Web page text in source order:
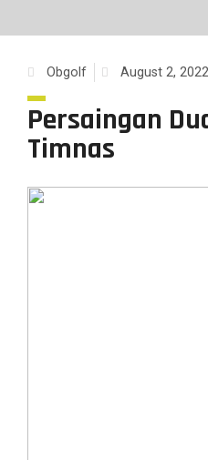
Obgolf August 2, 2022
Persaingan
Timnas